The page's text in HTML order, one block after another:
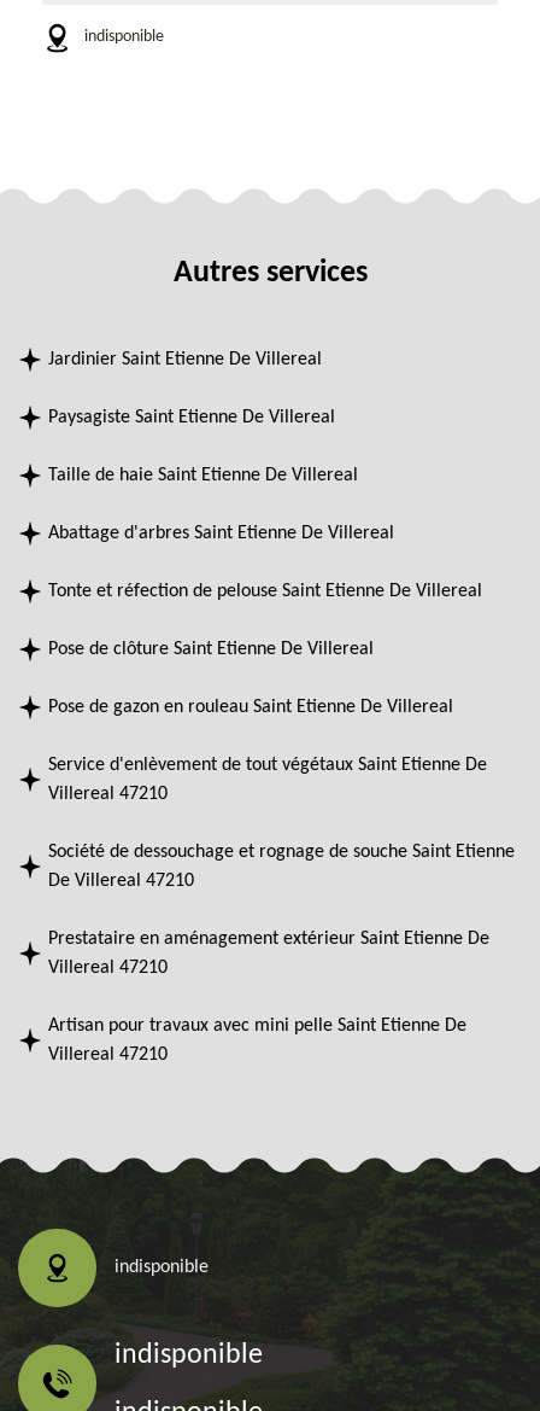
indisponible
Autres services
Jardinier Saint Etienne De Villereal
Paysagiste Saint Etienne De Villereal
Taille de haie Saint Etienne De Villereal
Abattage d'arbres Saint Etienne De Villereal
Tonte et réfection de pelouse Saint Etienne De Villereal
Pose de clôture Saint Etienne De Villereal
Pose de gazon en rouleau Saint Etienne De Villereal
Service d'enlèvement de tout végétaux Saint Etienne De
Villereal 47210
Société de dessouchage et rognage de souche Saint Etienne
De Villereal 47210
Prestataire en aménagement extérieur Saint Etienne De
Villereal 47210
Artisan pour travaux avec mini pelle Saint Etienne De
Villereal 47210
indisponible
indisponible